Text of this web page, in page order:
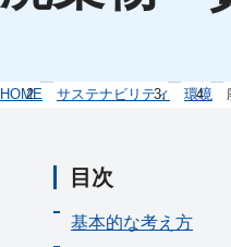
HOME サステナビリティ 環境
目次
基本的な考え方